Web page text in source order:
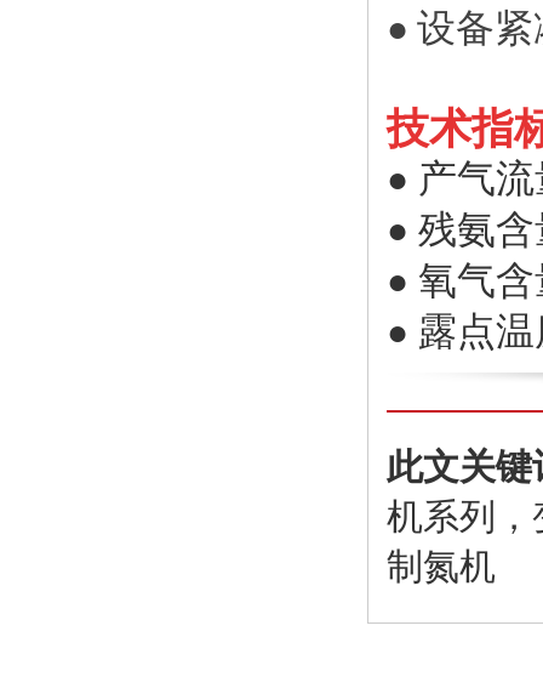
● 设备
技术指
● 产气流
● 残氨含
● 氧气含
● 露点
此文关键
机系列，
制氮机